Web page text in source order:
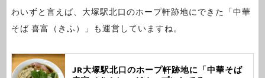
わいずと言えば、大塚駅北口のホープ軒跡地にできた「中華
そば 喜富（きふ）」も運営していますね。
JR大塚駅北口のホープ軒跡地に「中華そば